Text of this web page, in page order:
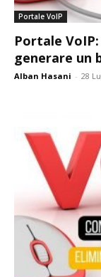
Portale VoIP
Portale
generare un
Alban Hasani - 28